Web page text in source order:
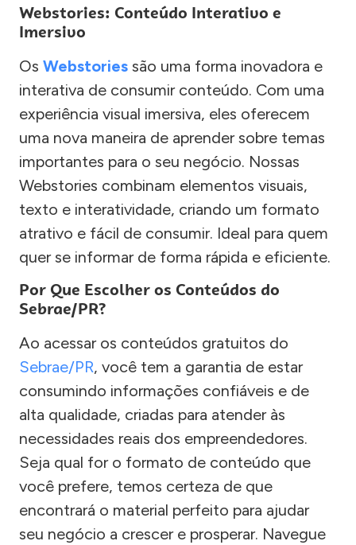
Webstories: Conteúdo Interativo e
Imersivo
Os Webstories são uma forma inovadora e
interativa de consumir conteúdo. Com uma
experiência visual imersiva, eles oferecem
uma nova maneira de aprender sobre temas
importantes para o seu negócio. Nossas
Webstories combinam elementos visuais,
texto e interatividade, criando um formato
atrativo e fácil de consumir. Ideal para quem
quer se informar de forma rápida e eficiente.
Por Que Escolher os Conteúdos do
Sebrae/PR?
Ao acessar os conteúdos gratuitos do
Sebrae/PR, você tem a garantia de estar
consumindo informações confiáveis e de
alta qualidade, criadas para atender às
necessidades reais dos empreendedores.
Seja qual for o formato de conteúdo que
você prefere, temos certeza de que
encontrará o material perfeito para ajudar
seu negócio a crescer e prosperar. Navegue